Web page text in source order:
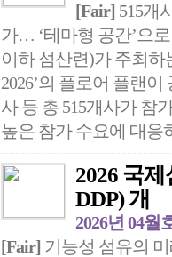
[Fair] 515개
가… ‘테마형 공간’으
이하 섬산련)가 주최하
2026’의 플로어 플랜
사 등 총 515개사가 참
높은 참가 수요에 대응
2026 국
DDP) 개
2026년 04월
[Fair] 기능성 섬유의